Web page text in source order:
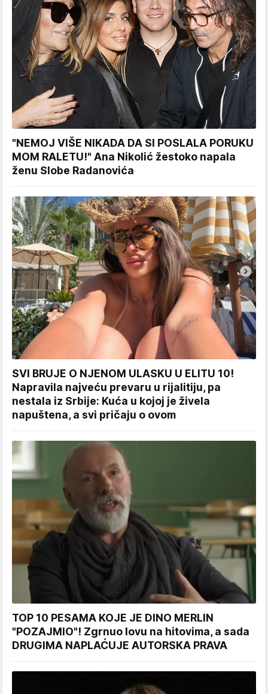
"NEMOJ VIŠE NIKADA DA SI POSLALA PORUKU
MOM RALETU!" Ana Nikolić žestoko napala
ženu Slobe Radanovića
SVI BRUJE O NJENOM ULASKU U ELITU 10!
Napravila najveću prevaru u rijalitiju, pa
nestala iz Srbije: Kuća u kojoj je živela
napuštena, a svi pričaju o ovom
TOP 10 PESAMA KOJE JE DINO MERLIN
"POZAJMIO"! Zgrnuo lovu na hitovima, a sada
DRUGIMA NAPLAĆUJE AUTORSKA PRAVA